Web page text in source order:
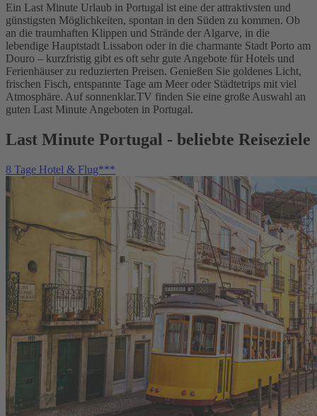
Ein Last Minute Urlaub in Portugal ist eine der attraktivsten und
günstigsten Möglichkeiten, spontan in den Süden zu kommen. Ob
an die traumhaften Klippen und Strände der Algarve, in die
lebendige Hauptstadt Lissabon oder in die charmante Stadt Porto am
Douro – kurzfristig gibt es oft sehr gute Angebote für Hotels und
Ferienhäuser zu reduzierten Preisen. Genießen Sie goldenes Licht,
frischen Fisch, entspannte Tage am Meer oder Städtetrips mit viel
Atmosphäre. Auf sonnenklar.TV finden Sie eine große Auswahl an
guten Last Minute Angeboten in Portugal.
Last Minute Portugal - beliebte Reiseziele
8 Tage Hotel & Flug***